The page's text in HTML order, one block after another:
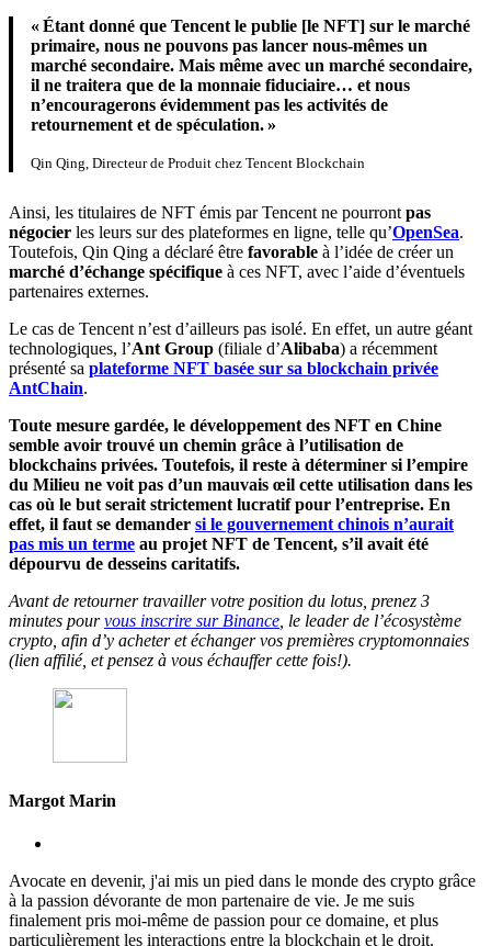
« Étant donné que Tencent le publie [le NFT] sur le marché
primaire, nous ne pouvons pas lancer nous-mêmes un
marché secondaire. Mais même avec un marché secondaire,
il ne traitera que de la monnaie fiduciaire… et nous
n’encouragerons évidemment pas les activités de
retournement et de spéculation. »
Qin Qing, Directeur de Produit chez Tencent Blockchain
Ainsi, les titulaires de NFT émis par Tencent ne pourrontpas
négocier les leurs sur des plateformes en ligne, telle qu’OpenSea.
Toutefois, Qin Qing a déclaré être favorable à l’idée de créer un
marché d’échange spécifique à ces NFT, avec l’aide d’éventuels
partenaires externes.
Le cas de Tencent n’est d’ailleurs pas isolé. En effet, un autre géant
technologiques, l’Ant Group (filiale d’Alibaba) a récemment
présenté sa plateforme NFT basée sur sa blockchain privée
AntChain.
Toute mesure gardée, le développement des NFT en Chine
semble avoir trouvé un chemin grâce à l’utilisation de
blockchains privées. Toutefois, il reste à déterminer si l’empire
du Milieu ne voit pas d’un mauvais œil cette utilisation dans les
cas où le but serait strictement lucratif pour l’entreprise. En
effet, il faut se demander si le gouvernement chinois n’aurait
pas mis un terme au projet NFT de Tencent, s’il avait été
dépourvu de desseins caritatifs.
Avant de retourner travailler votre position du lotus, prenez 3
minutes pourvous inscrire sur Binance, le leader de l’écosystème
crypto, afin d’y acheter et échanger vos premières cryptomonnaies
(lien affilié, et pensez à vous échauffer cette fois!).
Margot Marin
Avocate en devenir, j'ai mis un pied dans le monde des crypto grâce
à la passion dévorante de mon partenaire de vie. Je me suis
finalement pris moi-même de passion pour ce domaine, et plus
particulièrement les interactions entre la blockchain et le droit.